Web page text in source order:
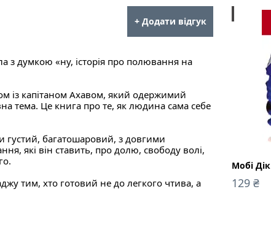
+ Додати відгук
з думкою «ну, історія про полювання на
із капітаном Ахавом, який одержимий
тема. Це книга про те, як людина сама себе
густий, багатошаровий, з довгими
які він ставить, про долю, свободу волі,
тим, хто готовий не до легкого чтива, а
Мобі Дік
129 ₴